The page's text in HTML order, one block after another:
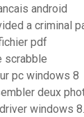
android
a criminal
pdf
scrabble
pc windows 8
deux
windows